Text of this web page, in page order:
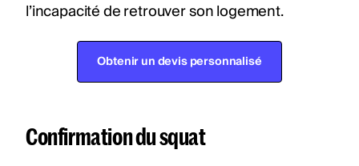
l’incapacité de retrouver son logement.
Obtenir un devis personnalisé
Confirmation du squat